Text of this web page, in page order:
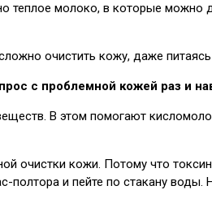
теплое молоко, в которые
очистить кожу, даже
с проблемной кожей раз и
В этом помогают
очистки кожи. Потому что
и пейте по стакану воды.